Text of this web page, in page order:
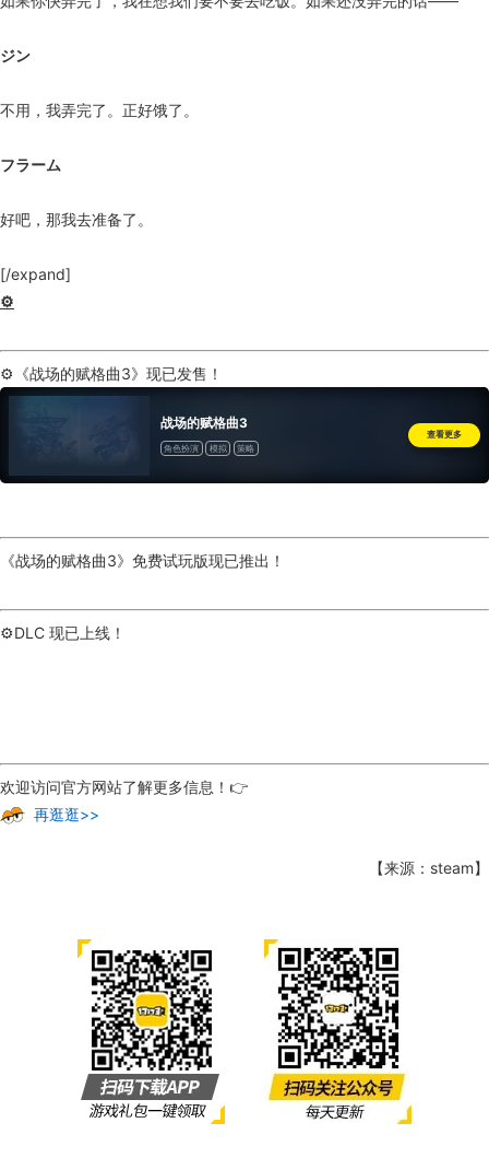
ジン
不用，我弄完了。正好饿了。
フラーム
好吧，那我去准备了。
[/expand]
⚙️
⚙️《战场的赋格曲3》现已发售！
战场的赋格曲3
角色扮演 模拟 策略
查看更多
《战场的赋格曲3》免费试玩版现已推出！
⚙️DLC 现已上线！
欢迎访问官方网站了解更多信息！👉
再逛逛>>
【来源：steam】